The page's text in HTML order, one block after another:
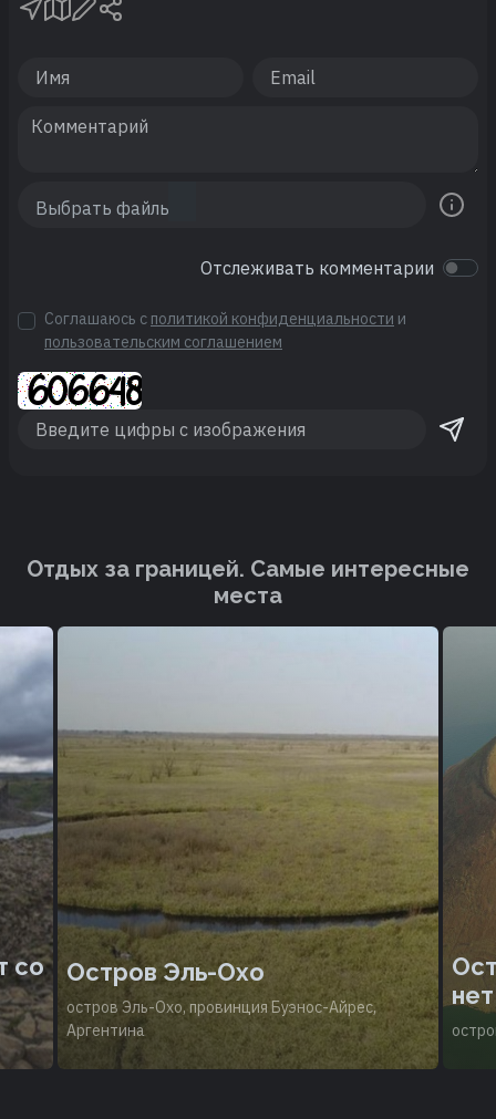
Отслеживать комментарии
Соглашаюсь с политикой конфиденциальности и
пользовательским соглашением
Отдых за границей. Cамые интересные
места
со Остров Эль-Охо
остров Эль-Охо, провинция Буэнос-Айрес,
Аргентина
нет